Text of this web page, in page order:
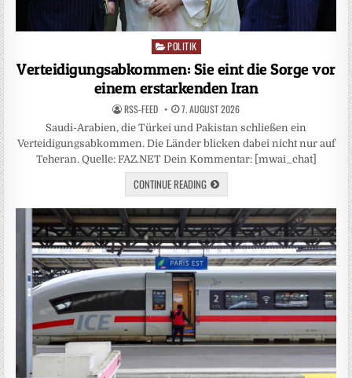
Posted
POLITIK
Verteidigungsabkommen: Sie eint die Sorge vor
einem erstarkenden Iran
RSS-FEED 7. AUGUST 2026
Saudi-Arabien, die Türkei und Pakistan schließen ein
Verteidigungsabkommen. Die Länder blicken dabei nicht nur auf
Teheran. Quelle: FAZ.NET Dein Kommentar: [mwai_chat]
CONTINUE READING